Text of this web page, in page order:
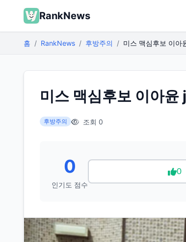
RankNews
홈 RankNews 후방주의 미스 맥심후보 이아
미스 맥심후보 이아윤
후방주의 조회 0
0
인기도 점수
0